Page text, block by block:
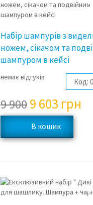
Набір шампурів з
ножем, сікачом та
шампуром в кейсі
немає відгуків Код:
9 9009 603 грн